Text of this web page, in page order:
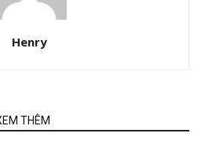
Henry
THÊM